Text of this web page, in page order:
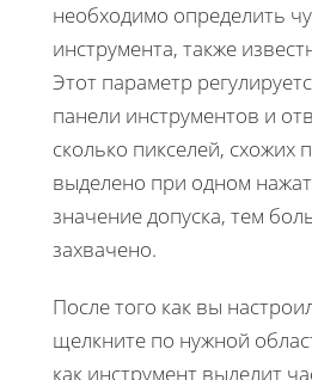
необходимо определить
инструмента, также
Этот параметр
панели инструментов и
сколько пикселей, схожих
выделено при одном
значение допуска, тем
захвачено.
После того как вы
щелкните по нужной
как инструмент выделит